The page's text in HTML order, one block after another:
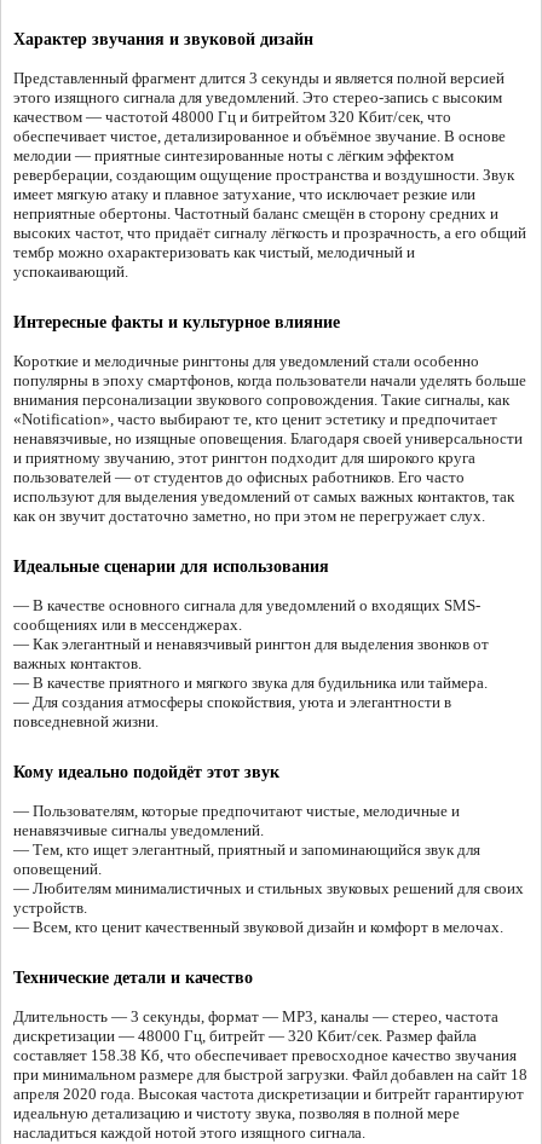
Характер звучания и звуковой дизайн
Представленный фрагмент длится 3 секунды и является полной версией
этого изящного сигнала для уведомлений. Это стерео-запись с высоким
качеством — частотой 48000 Гц и битрейтом 320 Кбит/сек, что
обеспечивает чистое, детализированное и объёмное звучание. В основе
мелодии — приятные синтезированные ноты с лёгким эффектом
реверберации, создающим ощущение пространства и воздушности. Звук
имеет мягкую атаку и плавное затухание, что исключает резкие или
неприятные обертоны. Частотный баланс смещён в сторону средних и
высоких частот, что придаёт сигналу лёгкость и прозрачность, а его общий
тембр можно охарактеризовать как чистый, мелодичный и
успокаивающий.
Интересные факты и культурное влияние
Короткие и мелодичные рингтоны для уведомлений стали особенно
популярны в эпоху смартфонов, когда пользователи начали уделять больше
внимания персонализации звукового сопровождения. Такие сигналы, как
«Notification», часто выбирают те, кто ценит эстетику и предпочитает
ненавязчивые, но изящные оповещения. Благодаря своей универсальности
и приятному звучанию, этот рингтон подходит для широкого круга
пользователей — от студентов до офисных работников. Его часто
используют для выделения уведомлений от самых важных контактов, так
как он звучит достаточно заметно, но при этом не перегружает слух.
Идеальные сценарии для использования
— В качестве основного сигнала для уведомлений о входящих SMS-
сообщениях или в мессенджерах.
— Как элегантный и ненавязчивый рингтон для выделения звонков от
важных контактов.
— В качестве приятного и мягкого звука для будильника или таймера.
— Для создания атмосферы спокойствия, уюта и элегантности в
повседневной жизни.
Кому идеально подойдёт этот звук
— Пользователям, которые предпочитают чистые, мелодичные и
ненавязчивые сигналы уведомлений.
— Тем, кто ищет элегантный, приятный и запоминающийся звук для
оповещений.
— Любителям минималистичных и стильных звуковых решений для своих
устройств.
— Всем, кто ценит качественный звуковой дизайн и комфорт в мелочах.
Технические детали и качество
Длительность — 3 секунды, формат — MP3, каналы — стерео, частота
дискретизации — 48000 Гц, битрейт — 320 Кбит/сек. Размер файла
составляет 158.38 Кб, что обеспечивает превосходное качество звучания
при минимальном размере для быстрой загрузки. Файл добавлен на сайт 18
апреля 2020 года. Высокая частота дискретизации и битрейт гарантируют
идеальную детализацию и чистоту звука, позволяя в полной мере
насладиться каждой нотой этого изящного сигнала.